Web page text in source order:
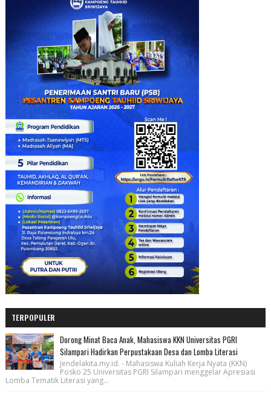
TERPOPULER
Dorong Minat Baca Anak, Mahasiswa KKN Universitas PGRI
Silampari Hadirkan Perpustakaan Desa dan Lomba Literasi
Jendelakita.my.id. - Mahasiswa Kuliah Kerja Nyata (KKN)
Posko 25 Universitas PGRI Silampari menggelar Apresiasi
Lomba Tematik Literasi yang...